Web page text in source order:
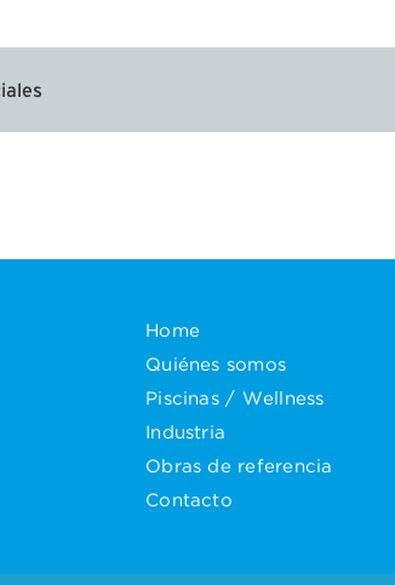
Home
Quiénes somos
Piscinas / Wellness
Industria
Obras de referencia
Contacto